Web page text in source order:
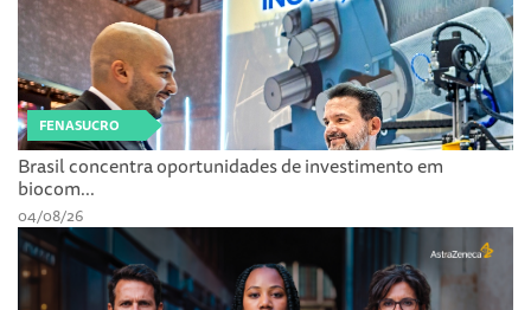
FENASUCRO
Brasil concentra oportunidades de investimento em
biocom...
04/08/26